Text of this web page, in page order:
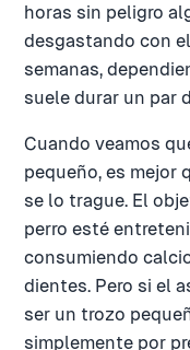
horas sin peligro
desgastando con
semanas,
suele durar un par
Cuando veamos
pequeño, es mejor
se lo trague. El
perro esté
consumiendo
dientes. Pero si el
ser un trozo
simplemente por